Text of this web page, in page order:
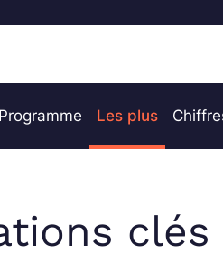
Programme Les plus
clés